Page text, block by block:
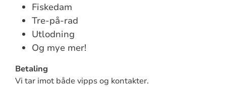
Fiskedam
Tre-på-rad
Utlodning
Og mye mer!
Betaling
Vi tar imot både vipps og kontakter.